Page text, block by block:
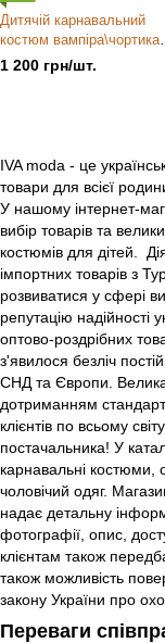
Дитячій карнавальний
костюм вампіра\чортика,
1, 1, В наявності,
Червоний, UAH
1 200 грн/шт.
IVA moda - це
товари для всієї
У нашому інтернет-
вибір товарів та
костюмів для дітей.
імпортних товарів з
розвиватися у сфері
репутацію надійності
оптово-роздрібних
з'явилося безліч
СНД та Європи. Велика
дотриманням
клієнтів по всьому світу.
постачальника! У
карнавальні костюми,
чоловічий одяг.
надає детальну
фотографії, опис,
клієнтам також
також можливість
закону України про
Переваги